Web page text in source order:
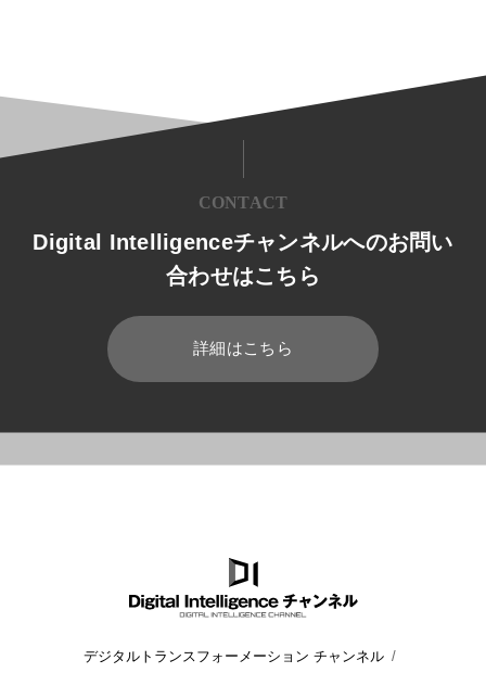
CONTACT
Digital Intelligenceチャンネルへのお問い
合わせはこちら
詳細はこちら
デジタルトランスフォーメーション チャンネル